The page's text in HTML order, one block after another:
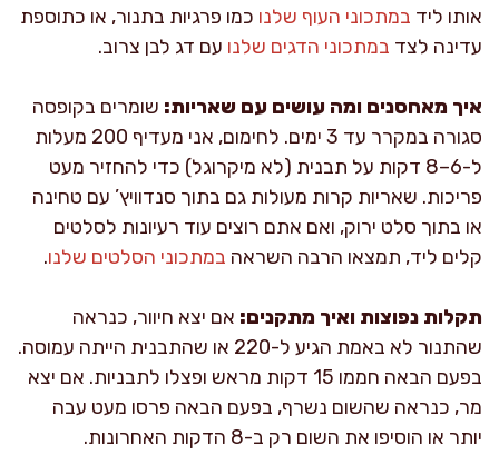
אותו ליד במתכוני העוף שלנו כמו פרגיות בתנור, או כתוספת
עדינה לצד במתכוני הדגים שלנו עם דג לבן צרוב.
איך מאחסנים ומה עושים עם שאריות: שומרים בקופסה
סגורה במקרר עד 3 ימים. לחימום, אני מעדיף 200 מעלות
ל-6–8 דקות על תבנית (לא מיקרוגל) כדי להחזיר מעט
פריכות. שאריות קרות מעולות גם בתוך סנדוויץ’ עם טחינה
או בתוך סלט ירוק, ואם אתם רוצים עוד רעיונות לסלטים
קלים ליד, תמצאו הרבה השראה במתכוני הסלטים שלנו.
תקלות נפוצות ואיך מתקנים: אם יצא חיוור, כנראה
שהתנור לא באמת הגיע ל-220 או שהתבנית הייתה עמוסה.
בפעם הבאה חממו 15 דקות מראש ופצלו לתבניות. אם יצא
מר, כנראה שהשום נשרף, בפעם הבאה פרסו מעט עבה
יותר או הוסיפו את השום רק ב-8 הדקות האחרונות.